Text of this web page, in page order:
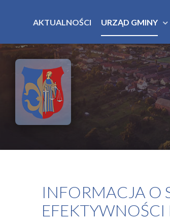
AKTUALNOŚCI URZĄD GMINY
INFORMACJA O